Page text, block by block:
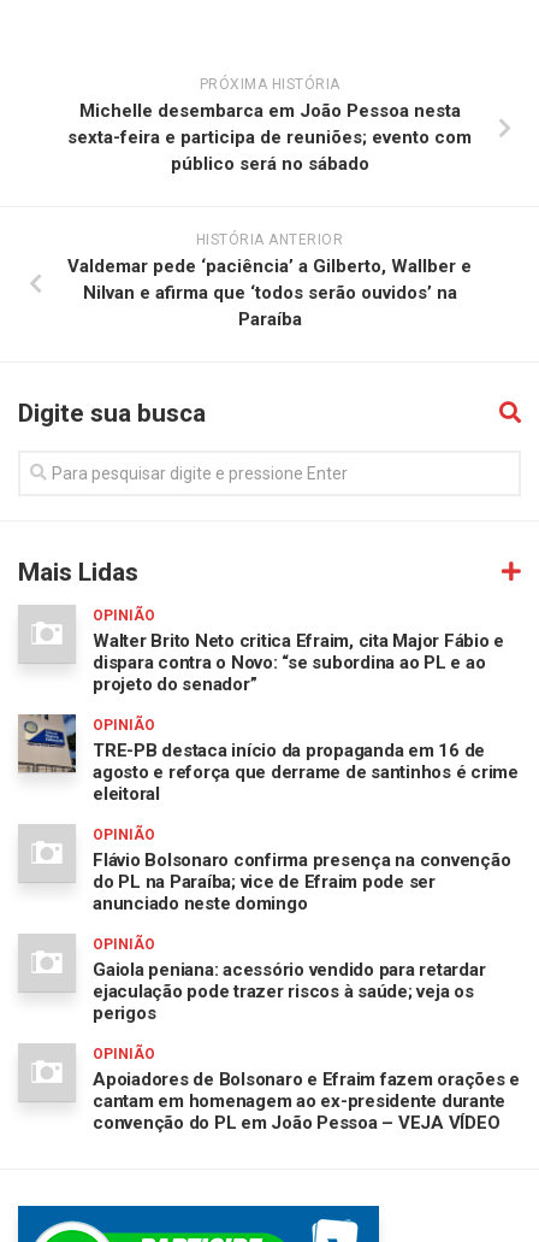
PRÓXIMA HISTÓRIA
Michelle desembarca em João Pessoa nesta
sexta-feira e participa de reuniões; evento com
público será no sábado
HISTÓRIA ANTERIOR
Valdemar pede ‘paciência’ a Gilberto, Wallber e
Nilvan e afirma que ‘todos serão ouvidos’ na
Paraíba
Digite sua busca
Mais Lidas
OPINIÃO
Walter Brito Neto critica Efraim, cita Major Fábio e
dispara contra o Novo: “se subordina ao PL e ao
projeto do senador”
OPINIÃO
TRE-PB destaca início da propaganda em 16 de
agosto e reforça que derrame de santinhos é crime
eleitoral
OPINIÃO
Flávio Bolsonaro confirma presença na convenção
do PL na Paraíba; vice de Efraim pode ser
anunciado neste domingo
OPINIÃO
Gaiola peniana: acessório vendido para retardar
ejaculação pode trazer riscos à saúde; veja os
perigos
OPINIÃO
Apoiadores de Bolsonaro e Efraim fazem orações e
cantam em homenagem ao ex-presidente durante
convenção do PL em João Pessoa – VEJA VÍDEO